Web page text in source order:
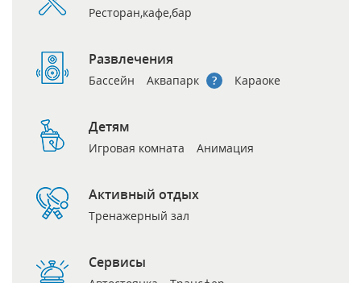
Ресторан,кафе,бар
Развлечения
Бассейн Аквапарк Караоке
Детям
Игровая комната Анимация
Активный отдых
Тренажерный зал
Сервисы